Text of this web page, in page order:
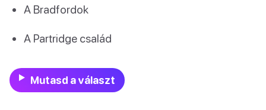
A Bradfordok
A Partridge család
Mutasd a választ